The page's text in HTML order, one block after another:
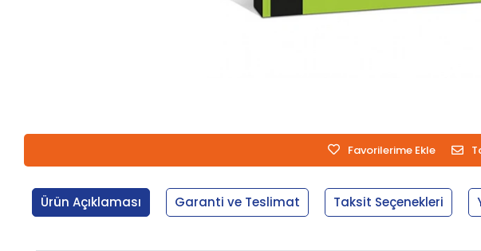
Favorilerime Ekle
Ürün Açıklaması Garanti ve Teslimat Taksit Seçenekleri